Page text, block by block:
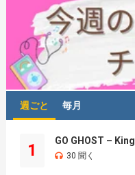
週ごと 毎月
1
GO GHOST –
30 聞く